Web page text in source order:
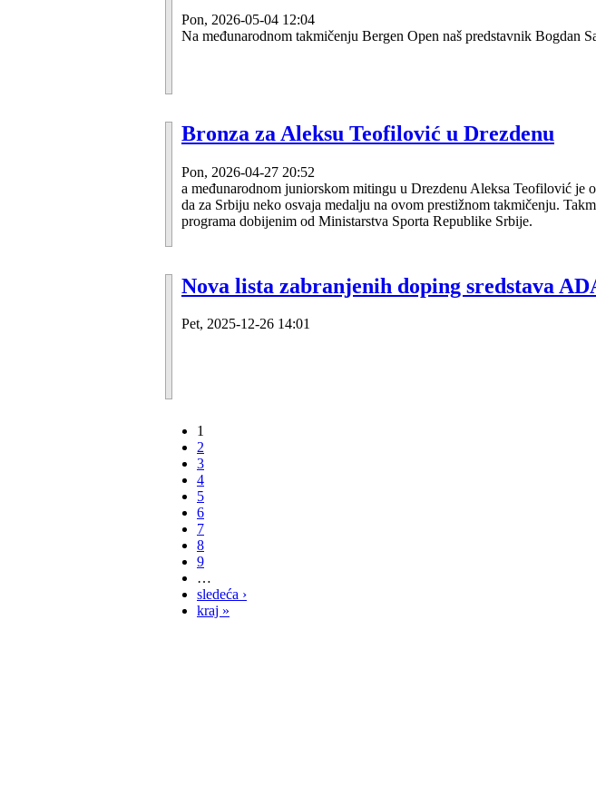
Pon, 2026-05-04 12:04
Na međunarodnom takmičenju Bergen Open naš predstavnik Bogdan
Bronza za Aleksu Teofilović u Drezdenu
Pon, 2026-04-27 20:52
a međunarodnom juniorskom mitingu u Drezdenu Aleksa Teofilović
da za Srbiju neko osvaja medalju na ovom prestižnom takmičenju.
programa dobijenim od Ministarstva Sporta Republike Srbije.
Nova lista zabranjenih doping sredstava
Pet, 2025-12-26 14:01
1
2
3
4
5
6
7
8
9
…
sledeća ›
kraj »